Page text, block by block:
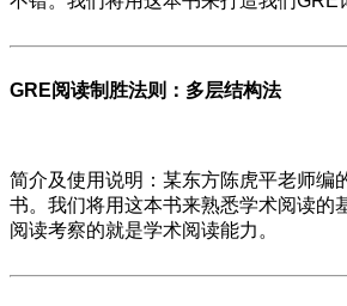
GRE阅读制胜法则：多层结构法
简介及使用说明：某东方陈虎平老师编
书。我们将用这本书来熟悉学术阅读的
阅读考察的就是学术阅读能力。